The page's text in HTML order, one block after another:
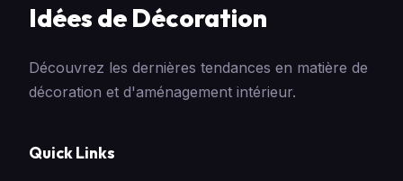
Idées de Décoration
Découvrez les dernières tendances en matière de
décoration et d'aménagement intérieur.
Quick Links